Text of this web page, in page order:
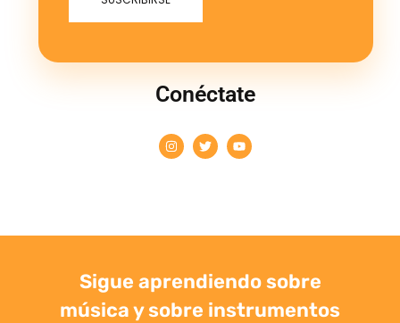
Conéctate
Sigue aprendiendo sobre
música y sobre instrumentos